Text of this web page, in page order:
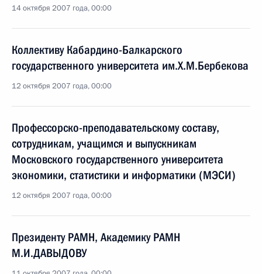
14 октября 2007 года, 00:00
Коллективу Кабардино-Балкарского
государственного университета им.Х.М.Бербекова
12 октября 2007 года, 00:00
Профессорско-преподавательскому составу,
сотрудникам, учащимся и выпускникам
Московского государственного университета
экономики, статистики и информатики (МЭСИ)
12 октября 2007 года, 00:00
Президенту РАМН, Академику РАМН
М.И.ДАВЫДОВУ